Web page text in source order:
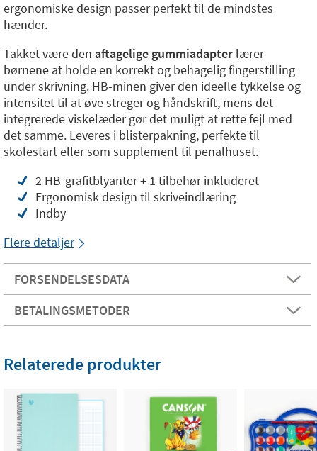
ergonomiske design passer perfekt til de mindstes
hænder.
Takket være den aftagelige gummiadapter lærer
børnene at holde en korrekt og behagelig fingerstilling
under skrivning. HB-minen giver den ideelle tykkelse og
intensitet til at øve streger og håndskrift, mens det
integrerede viskelæder gør det muligt at rette fejl med
det samme. Leveres i blisterpakning, perfekte til
skolestart eller som supplement til penalhuset.
2 HB-grafitblyanter + 1 tilbehør inkluderet
Ergonomisk design til skriveindlæring
Indby
Flere detaljer
FORSENDELSESDATA
BETALINGSMETODER
Relaterede produkter